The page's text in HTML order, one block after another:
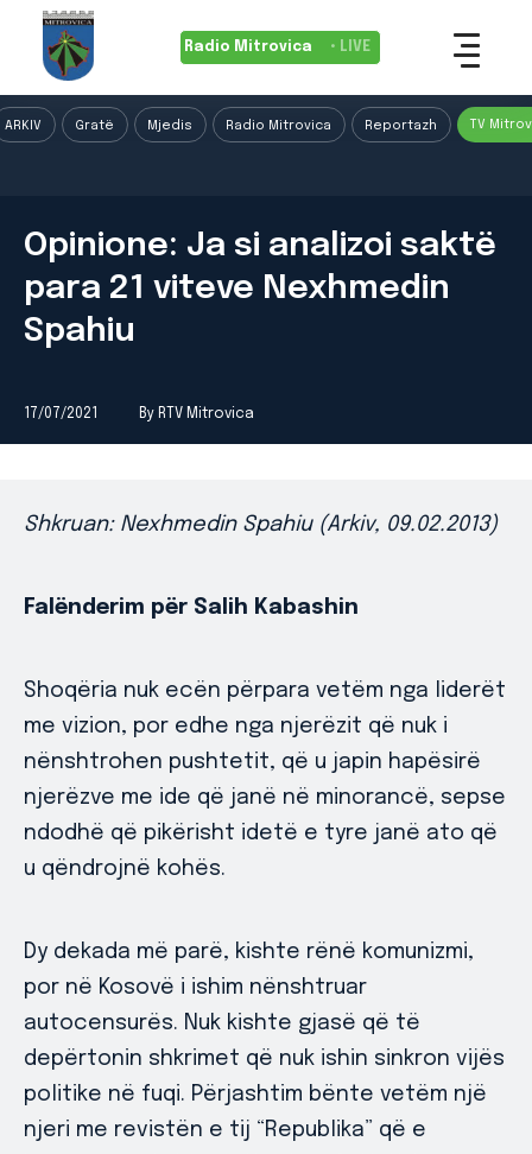
Radio Mitrovica • LIVE
ARKIV Gratë Mjedis Radio Mitrovica Reportazh TV
Opinione: Ja si analizoi saktë
para 21 viteve Nexhmedin
Spahiu
17/07/2021 By RTV Mitrovica
Shkruan: Nexhmedin Spahiu (Arkiv, 09.02.2013)
Falënderim për Salih Kabashin
Shoqëria nuk ecën përpara vetëm nga liderët
me vizion, por edhe nga njerëzit që nuk i
nënshtrohen pushtetit, që u japin hapësirë
njerëzve me ide që janë në minorancë, sepse
ndodhë që pikërisht idetë e tyre janë ato që
u qëndrojnë kohës.
Dy dekada më parë, kishte rënë komunizmi,
por në Kosovë i ishim nënshtruar
autocensurës. Nuk kishte gjasë që të
depërtonin shkrimet që nuk ishin sinkron vijës
politike në fuqi. Përjashtim bënte vetëm një
njeri me revistën e tij “Republika” që e